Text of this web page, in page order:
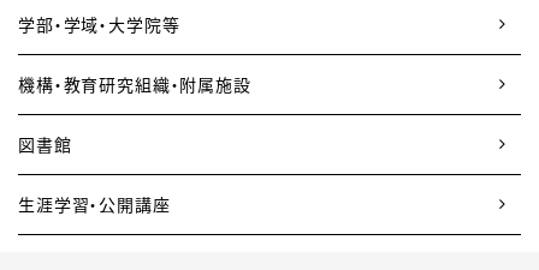
学部・学域・大学院等
機構・教育研究組織・附属施設
図書館
生涯学習・公開講座